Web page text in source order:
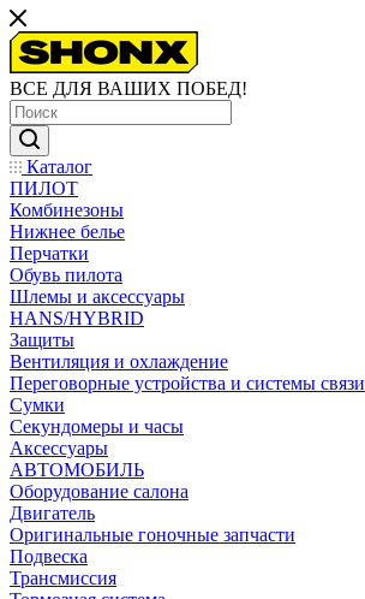
ВСЕ ДЛЯ ВАШИХ ПОБЕД!
Каталог
ПИЛОТ
Комбинезоны
Нижнее белье
Перчатки
Обувь пилота
Шлемы и аксессуары
HANS/HYBRID
Защиты
Вентиляция и охлаждение
Переговорные устройства и системы связи
Сумки
Секундомеры и часы
Аксессуары
АВТОМОБИЛЬ
Оборудование салона
Двигатель
Оригинальные гоночные запчасти
Подвеска
Трансмиссия